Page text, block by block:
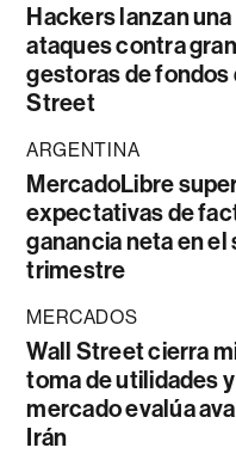
Hackers lanzan una
ataques contra
gestoras de fondos
Street
ARGENTINA
MercadoLibre
expectativas de
ganancia neta en el
trimestre
MERCADOS
Wall Street cierra
toma de utilidades
mercado evalúa
Irán